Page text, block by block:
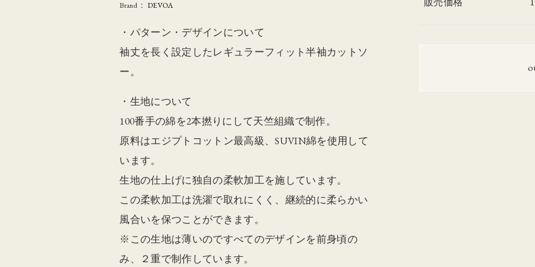
Brand：DEVOA
・パターン・デザインについて
袖丈を長く設定したレギュラーフィット半袖カットソ
ー。
・生地について
100番手の綿を2本撚りにして天竺組織で制作。
原料はエジプトコットン最高級、SUVIN綿を使用して
います。
生地の仕上げに独自の柔軟加工を施しています。
この柔軟加工は洗濯で取れにくく、継続的に柔らかい
風合いを保つことができます。
※この生地は薄いのですべてのデザインを前身頃の
み、２重で制作しています。